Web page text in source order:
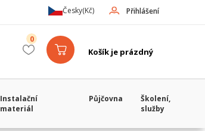
Přihlášení
Česky(Kč)
Košík je prázdný
0
Instalační
materiál
Půjčovna
Školení,
služby